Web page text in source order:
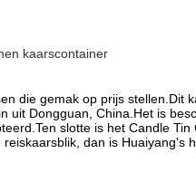
kaarscontainer
die gemak op prijs stellen.Dit
uit Dongguan, China.Het is
slotte is het Candle
dan is Huaiyang's